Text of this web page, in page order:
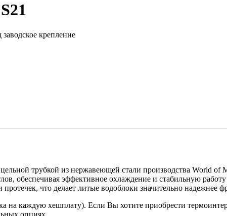
крепление
трубкой из нержавеющей стали производства World of
обеспечивая эффективное охлаждение и стабильную
что делает литые водоблоки значительно надежнее
на каждую хешплату). Если Вы хотите приобрести
опциях.